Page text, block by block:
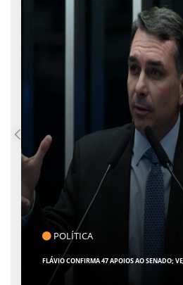
CLICK INDICA
GIRO POR SERGIPE, BRASIL E MUNDO - 07 DE